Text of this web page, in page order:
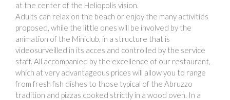
at the center of the Heliopolis vision.
Adults can relax on the beach or enjoy the many activities
proposed, while the little ones will be involved by the
animation of the Miniclub, in a structure that is
videosurveilled in its acces and controlled by the service
staff. All accompanied by the excellence of our restaurant,
which at very advantageous prices will allow you to range
from fresh fish dishes to those typical of the Abruzzo
tradition and pizzas cooked strictly in a wood oven. In a